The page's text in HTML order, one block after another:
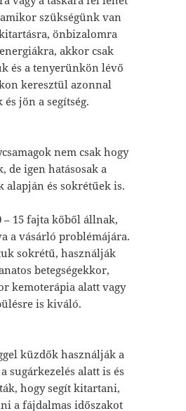
szükségünk van
önbizalomra
akkor csak
és a tenyerünkön lévő
keresztül azonnal
és jön a segítség.
nem csak hogy
de igen hatásosak a
alapján és sokrétűek is.
– 15 fajta kőből állnak,
a vásárló problémájára.
sokrétű, használják
betegségekkor,
kemoterápia alatt vagy
is kiváló.
küzdők használják a
sugárkezelés alatt is és
hogy segít kitartani,
a fájdalmas időszakot